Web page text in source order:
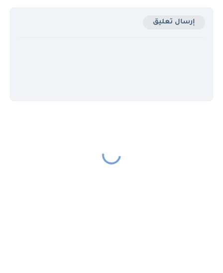
إرسال تعليق